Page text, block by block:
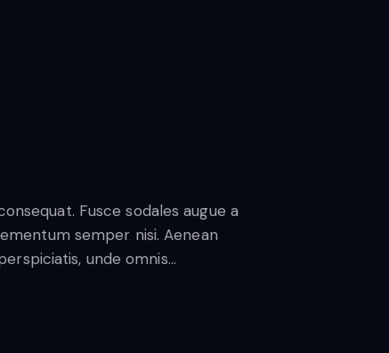
Fusce sodales augue a
semper nisi. Aenean
unde omnis…